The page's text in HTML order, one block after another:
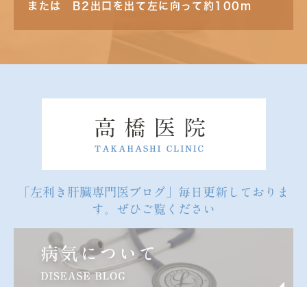
または B2出口を出て左に向って約100m
「左利き肝臓専門医ブログ」毎日更新しておりま
す。ぜひご覧ください